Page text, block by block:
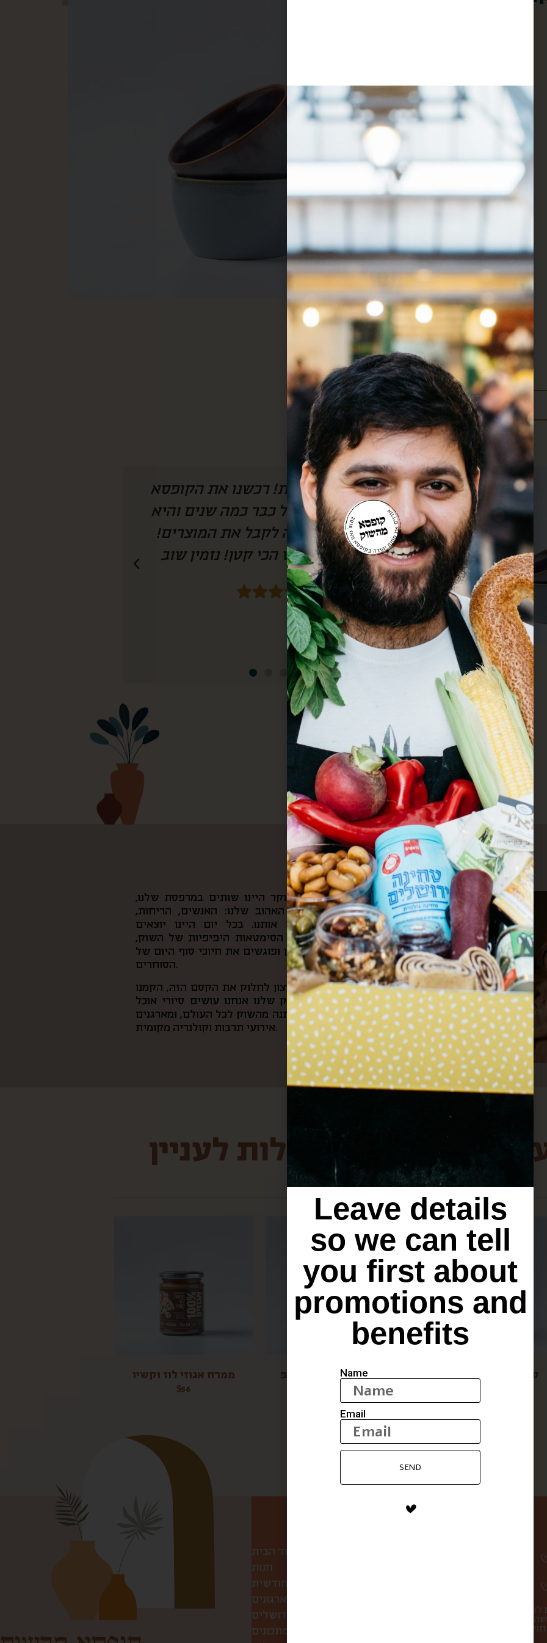
המחיר לזוג
מידע נוסף:
מדיניות משלוחים
עלויות משלוחים
חן, אם לא היה אותך היה צריך להמציא
אותך!! כל חודש אנחנו מחכים לקופסא
שלך וכל חודש את מצליחה להפתיע
מחדש. הכל מדוייק ומשמח. תודה.
הסרטון, אבל
את
בזכותך
גם מרחוק.
עלינו
את הקפה הראשון של הבוקר היינו שותים במרפסת שלנו,
ומשם היינו צופים בשוק האהוב שלנו: האנשים, הריחות,
הצבעים והקולות שמילאו אותנו. בכל יום היינו יוצאים
לאוניברסיטה ועוברים דרך הסימטאות היפיפיות של השוק,
ובכל ערב היינו חוזרים דרכן ופוגשים את חיוכי סוף היום של
הסוחרים.
מתוך כל החוויות האלה והרצון לחלוק את הקסם הזה, הקמנו
את “קופסא מהשוק”. בעסק שלנו אנחנו עושים סיורי אוכל
בשוק, שולחים קופסאות מתנה מהשוק לכל העולם, ומארגנים
אירועי תרבות וקולנריה מקומית.
מירושלים שיכולות לעניין
ממרח אגוזי לוז וקשיו
$56
דובדבני אמרנה בסירופ סיידר אגסים אלכוהולי
עמוד הבית
חנות
קופסת הפתעה חודשית
לחברות ולארגונים
סיורי אוכל בירושלים
מתכונים
לא
Leave details
so we can tell
you first about
promotions and
benefits
Name
Email
SEND